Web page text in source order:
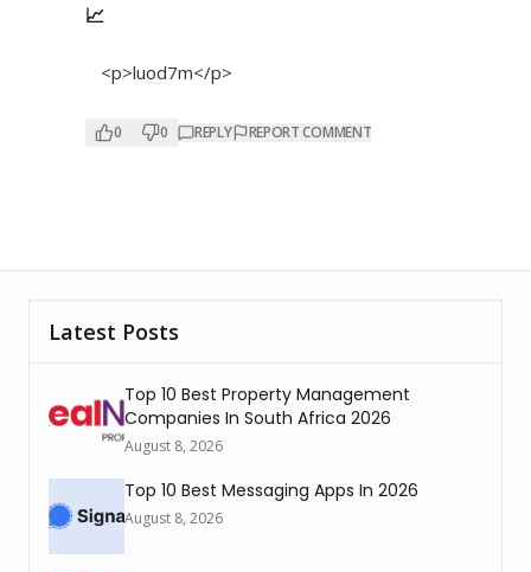
📈
<p>luod7m</p>
0 0 REPLY REPORT COMMENT
Latest Posts
Top 10 Best Property Management
Companies In South Africa 2026
August 8, 2026
Top 10 Best Messaging Apps In 2026
August 8, 2026